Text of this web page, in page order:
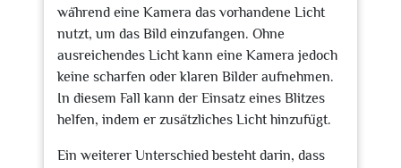
während eine Kamera das vorhandene Licht
nutzt, um das Bild einzufangen. Ohne
ausreichendes Licht kann eine Kamera jedoch
keine scharfen oder klaren Bilder aufnehmen.
In diesem Fall kann der Einsatz eines Blitzes
helfen, indem er zusätzliches Licht hinzufügt.
Ein weiterer Unterschied besteht darin, dass